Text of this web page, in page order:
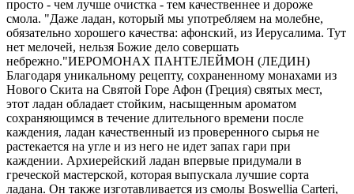
просто - чем лучше очистка - тем качественнее и дороже
смола. "Даже ладан, который мы употребляем на молебне,
обязательно хорошего качества: афонский, из Иерусалима. Тут
нет мелочей, нельзя Божие дело совершать
небрежно."ИЕРОМОНАХ ПАНТЕЛЕЙМОН (ЛЕДИН)
Благодаря уникальному рецепту, сохраненному монахами из
Нового Скита на Святой Горе Афон (Греция) святых мест,
этот ладан обладает стойким, насыщенным ароматом
сохраняющимся в течение длительного времени после
каждения, ладан качественный из проверенного сырья не
растекается на угле и из него не идет запах гари при
каждении. Архиерейский ладан впервые придумали в
греческой мастерской, которая выпускала лучшие сорта
ладана. Он также изготавливается из смолы Boswellia Carteri,